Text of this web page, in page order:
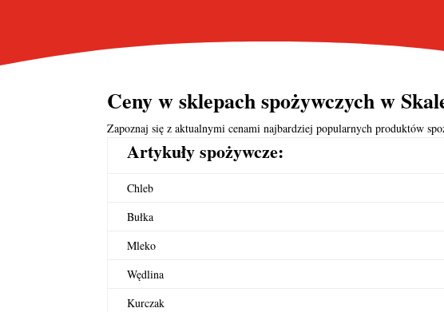
Ceny w sklepach spożywczych w
Zapoznaj się z aktualnymi cenami najbardziej popularnych produktów
Artykuły spożywcze:
Chleb
Bułka
Mleko
Wędlina
Kurczak